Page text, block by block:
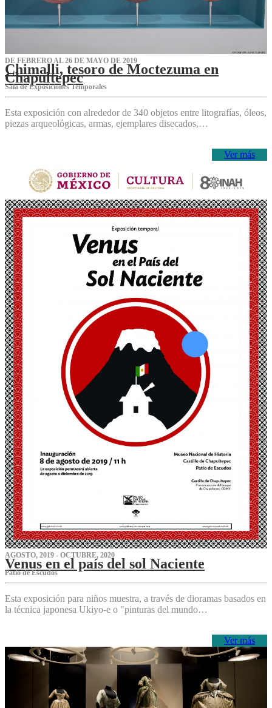
DE FEBRERO AL 26 DE MAYO DE 2019
Chimalli, tesoro de Moctezuma en
Chapultepec
Sala de Exposiciones Temporales
Esta exposición con alrededor de 340 objetos entre litografías, óleos,
piezas arqueológicas, armas, ejemplares disecados,…
Ver más
AGOSTO, 2019 - OCTUBRE, 2020
Venus en el país del sol Naciente
P‌atio de Escudos
Esta exposición para niños muestra, a través de dioramas basados en
la técnica japonesa Ukiyo-e o "pinturas del mundo…
Ver más